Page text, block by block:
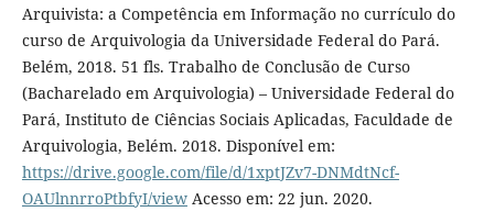
Arquivista: a Competência em Informação no currículo do
curso de Arquivologia da Universidade Federal do Pará.
Belém, 2018. 51 fls. Trabalho de Conclusão de Curso
(Bacharelado em Arquivologia) – Universidade Federal do
Pará, Instituto de Ciências Sociais Aplicadas, Faculdade de
Arquivologia, Belém. 2018. Disponível em:
https://drive.google.com/file/d/1xptJZv7-DNMdtNcf-
OAUlnnrroPtbfyI/viewAcesso em: 22 jun. 2020.